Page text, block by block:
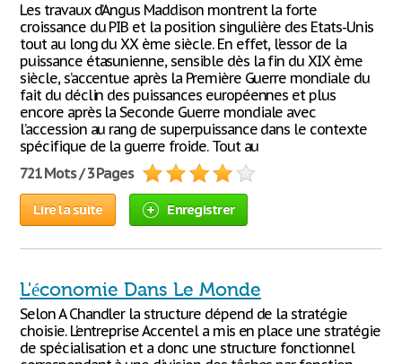
Les travaux d’Angus Maddison montrent la forte
croissance du PIB et la position singulière des Etats-Unis
tout au long du XX ème siècle. En effet, l’essor de la
puissance étasunienne, sensible dès la fin du XIX ème
siècle, s’accentue après la Première Guerre mondiale du
fait du déclin des puissances européennes et plus
encore après la Seconde Guerre mondiale avec
l’accession au rang de superpuissance dans le contexte
spécifique de la guerre froide. Tout au
721 Mots / 3 Pages
Lire la suite Enregistrer
L'économie Dans Le Monde
Selon A Chandler la structure dépend de la stratégie
choisie. L’entreprise Accentel a mis en place une stratégie
de spécialisation et a donc une structure fonctionnel